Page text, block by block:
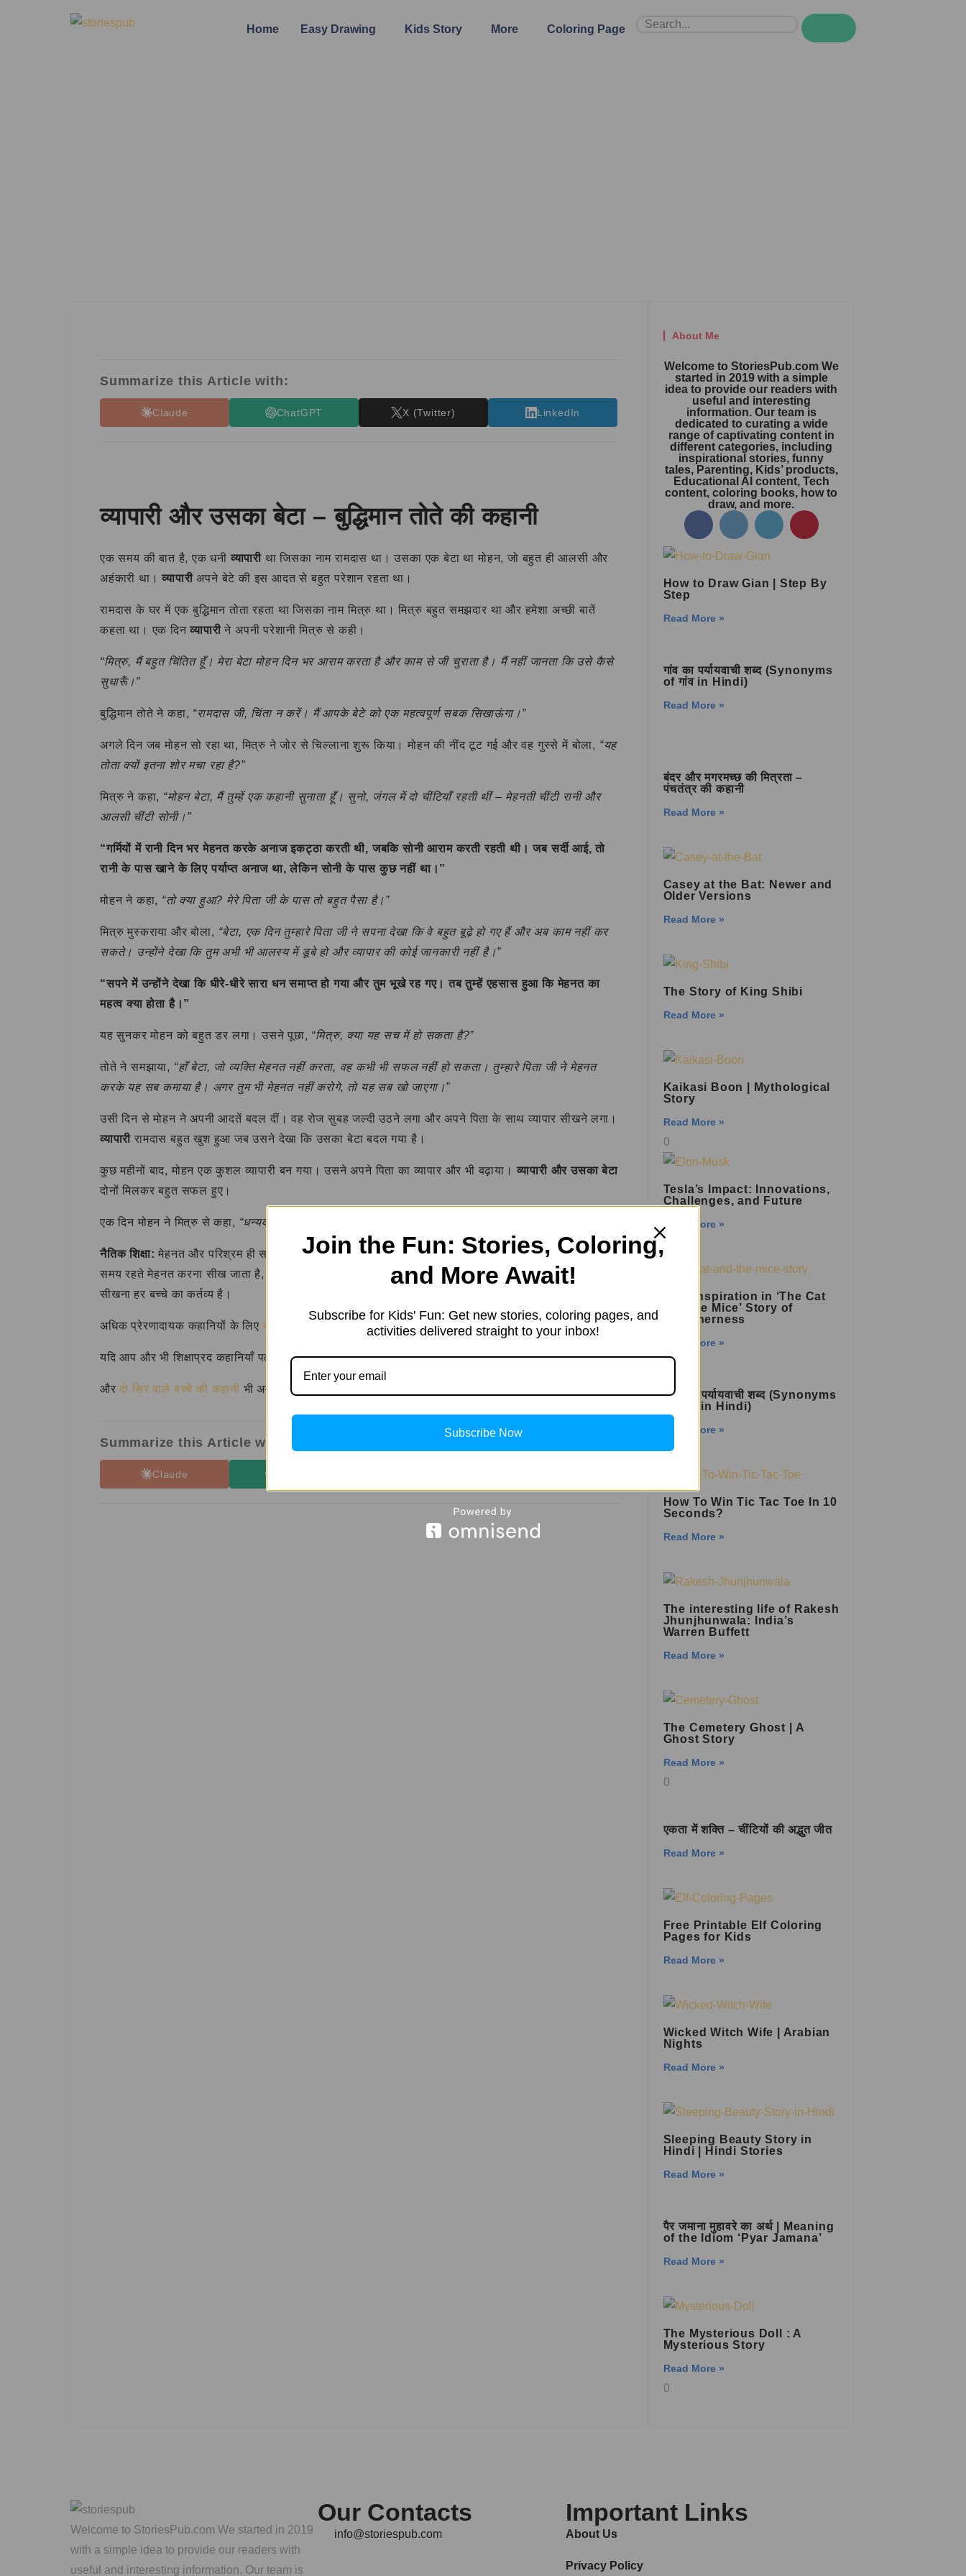
Home Easy Drawing Kids Story More Coloring Page
Summarize this Article with:
Claude ChatGPT X (Twitter) LinkedIn
व्यापारी और उसका बेटा – बुद्धिमान तोते की कहानी
एक समय की बात है, एक धनी व्यापारी था जिसका नाम रामदास था। उसका एक बेटा था मोहन, जो बहुत ही आलसी और
अहंकारी था।व्यापारीअपने बेटे की इस आदत से बहुत परेशान रहता था।
रामदास के घर में एक बुद्धिमान तोता रहता था जिसका नाम मित्रु था। मित्रु बहुत समझदार था और हमेशा अच्छी बातें
कहता था। एक दिनव्यापारीने अपनी परेशानी मित्रु से कही।
“मित्रु, मैं बहुत चिंतित हूँ। मेरा बेटा मोहन दिन भर आराम करता है और काम से जी चुराता है। मैं नहीं जानता कि उसे कैसे
सुधारूँ।”
बुद्धिमान तोते ने कहा, “रामदास जी, चिंता न करें। मैं आपके बेटे को एक महत्वपूर्ण सबक सिखाऊंगा।”
अगले दिन जब मोहन सो रहा था, मित्रु ने जोर से चिल्लाना शुरू किया। मोहन की नींद टूट गई और वह गुस्से में बोला, “यह
तोता क्यों इतना शोर मचा रहा है?”
मित्रु ने कहा, “मोहन बेटा, मैं तुम्हें एक कहानी सुनाता हूँ। सुनो, जंगल में दो चींटियाँ रहती थीं – मेहनती चींटी रानी और
आलसी चींटी सोनी।”
“गर्मियों में रानी दिन भर मेहनत करके अनाज इकट्ठा करती थी, जबकि सोनी आराम करती रहती थी। जब सर्दी आई, तो
रानी के पास खाने के लिए पर्याप्त अनाज था, लेकिन सोनी के पास कुछ नहीं था।”
मोहन ने कहा, “तो क्या हुआ? मेरे पिता जी के पास तो बहुत पैसा है।”
मित्रु मुस्कराया और बोला, “बेटा, एक दिन तुम्हारे पिता जी ने सपना देखा कि वे बहुत बूढ़े हो गए हैं और अब काम नहीं कर
सकते। उन्होंने देखा कि तुम अभी भी आलस्य में डूबे हो और व्यापार की कोई जानकारी नहीं है।”
“सपने में उन्होंने देखा कि धीरे-धीरे सारा धन समाप्त हो गया और तुम भूखे रह गए। तब तुम्हें एहसास हुआ कि मेहनत का
महत्व क्या होता है।”
यह सुनकर मोहन को बहुत डर लगा। उसने पूछा, “मित्रु, क्या यह सच में हो सकता है?”
तोते ने समझाया, “हाँ बेटा, जो व्यक्ति मेहनत नहीं करता, वह कभी भी सफल नहीं हो सकता। तुम्हारे पिता जी ने मेहनत
करके यह सब कमाया है। अगर तुम भी मेहनत नहीं करोगे, तो यह सब खो जाएगा।”
उसी दिन से मोहन ने अपनी आदतें बदल दीं। वह रोज सुबह जल्दी उठने लगा और अपने पिता के साथ व्यापार सीखने लगा।
व्यापारी रामदास बहुत खुश हुआ जब उसने देखा कि उसका बेटा बदल गया है।
कुछ महीनों बाद, मोहन एक कुशल व्यापारी बन गया। उसने अपने पिता का व्यापार और भी बढ़ाया। व्यापारी और उसका बेटा
दोनों मिलकर बहुत सफल हुए।
एक दिन मोहन ने मित्रु से कहा, “धन्यवाद मित्रु, तुमने मुझे जीवन का सबसे महत्वपूर्ण सबक सिखाया है।”
नैतिक शिक्षा: मेहनत और परिश्रम ही सफलता की कुंजी है। आलस्य व्यक्ति को बर्बादी की ओर ले जाता है। जो व्यक्ति
समय रहते मेहनत करना सीख जाता है, वही जीवन में सफल होता है। माता-पिता की मेहनत का सम्मान करना और उनसे
सीखना हर बच्चे का कर्तव्य है।
अधिक प्रेरणादायक कहानियों के लिए व्यापारी के उदय और पतन की कहानीपढ़ें।
यदि आप और भी शिक्षाप्रद कहानियाँ पढ़ना चाहते हैं, तोसमझदार बंदर की कहानीदेखें।
औरदो सिर वाले बच्चे की कहानी भी अवश्य पढ़ें।
Summarize this Article with:
Claude
About Me
Welcome to StoriesPub.com We
started in 2019 with a simple
idea to provide our readers with
useful and interesting
information. Our team is
dedicated to curating a wide
range of captivating content in
different categories, including
inspirational stories, funny
tales, Parenting, Kids’ products,
Educational AI content, Tech
content, coloring books, how to
draw, and more.
How to Draw Gian | Step By
Step
Read More »
गांव का पर्यायवाची शब्द (Synonyms
of गांव in Hindi)
Read More »
बंदर और मगरमच्छ की मित्रता –
पंचतंत्र की कहानी
Read More »
Casey at the Bat: Newer and
Older Versions
Read More »
The Story of King Shibi
Read More »
Kaikasi Boon | Mythological
Story
Read More »
Tesla’s Impact: Innovations,
Challenges, and Future
Read More »
Find Inspiration in ‘The Cat
and the Mice’ Story of
Togetherness
Read More »
पिता का पर्यायवाची शब्द (Synonyms
of पिता in Hindi)
Read More »
How To Win Tic Tac Toe In 10
Seconds?
Read More »
The interesting life of Rakesh
Jhunjhunwala: India’s
Warren Buffett
Read More »
The Cemetery Ghost
A
Ghost Story
Read More »
एकता में शक्ति – चींटियों की अद्भुत जीत
Read More »
Free Printable Elf Coloring
Pages for Kids
Read More »
Wicked Witch Wife | Arabian
Nights
Read More »
Sleeping Beauty Story in
Hindi | Hindi Stories
Read More »
पैर जमाना मुहावरे का अर्थ | Meaning
of the Idiom ‘Pyar Jamana’
Read More »
The Mysterious Doll : A
Mysterious Story
Read More »
Welcome to StoriesPub.com We started in 2019
with a simple idea to provide our readers with
useful and interesting information. Our team is
Our Contacts
info@storiespub.com
Important Links
About Us
Privacy Policy
Join the Fun: Stories, Coloring,
and More Await!
Subscribe for Kids' Fun: Get new stories, coloring pages, and
activities delivered straight to your inbox!
Subscribe Now